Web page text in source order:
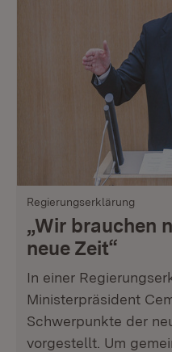
Regierungserklärung
„Wir brauchen
neue Zeit“
In einer
Ministerpräsident
Schwerpunkte der
vorgestellt. Um